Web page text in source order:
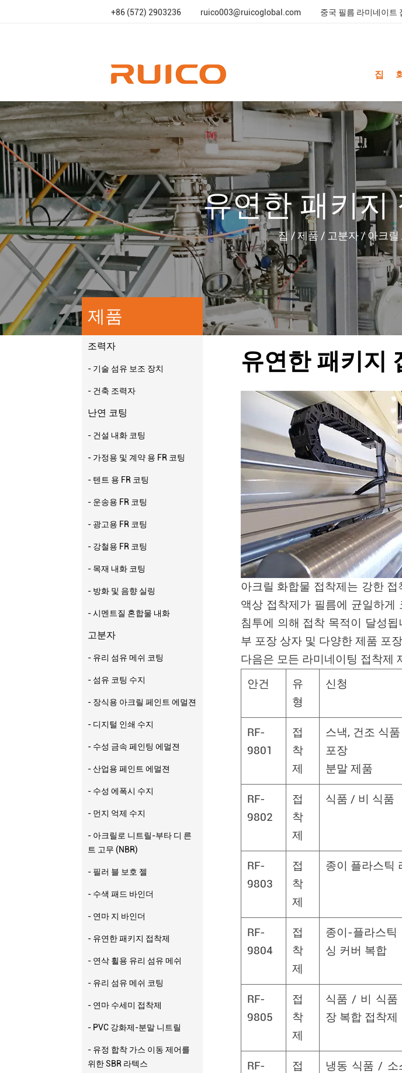
+86 (572) 2903236 ruico003@ruicoglobal.com 중국 필름 라미네이트
집
유연한 패키지
집/제품 / 고분자/아크릴
제품
조력자
- 기술 섬유 보조 장치
- 건축 조력자
난연 코팅
- 건설 내화 코팅
- 가정용 및 계약 용 FR 코팅
- 텐트 용 FR 코팅
- 운송용 FR 코팅
- 광고용 FR 코팅
- 강철용 FR 코팅
- 목재 내화 코팅
- 방화 및 음향 실링
- 시멘트질 혼합물 내화
고분자
- 유리 섬유 메쉬 코팅
- 섬유 코팅 수지
- 장식용 아크릴 페인트 에멀젼
- 디지털 인쇄 수지
- 수성 금속 페인팅 에멀젼
- 산업용 페인트 에멀젼
- 수성 에폭시 수지
- 먼지 억제 수지
- 아크릴로 니트릴-부타 디 른
트 고무 (NBR)
- 필러 블 보호 젤
- 수색 패드 바인더
- 연마 지 바인더
- 유연한 패키지 접착제
- 연삭 휠용 유리 섬유 메쉬
- 유리 섬유 메쉬 코팅
- 연마 수세미 접착제
- PVC 강화제-분말 니트릴
- 유정 합착 가스 이동 제어를
위한 SBR 라텍스
유연한 패키지
아크릴 화합물 접착제는 강한
액상 접착제가 필름에 균일하게
침투에 의해 접착 목적이 달성
부 포장 상자 및 다양한 제품 포
다음은 모든 라미네이팅 접착제
안건
유
형
신청
RF-
9801
접
착
제
스낵, 건조 식
포장
분말 제품
RF-
9802
접
착
제
식품 / 비 식품
RF-
9803
접
착
제
종이 플라스틱
RF-
9804
접
착
제
종이-플라스
싱 커버 복합
RF-
9805
접
착
제
식품 / 비 식품
장 복합 접착제
RF-
접
냉동 식품 /